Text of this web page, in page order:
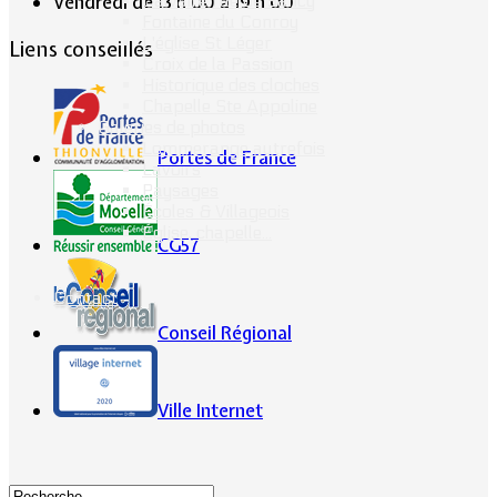
L'église St Léger
Croix de la Passion
Galeries de photos
Lommerange autrefois
Lavoirs
Paysages
Écoles & Villageois
Église, chapelle...
Contact
Liens conseillés
Portes de France
CG57
Conseil Régional
Ville Internet